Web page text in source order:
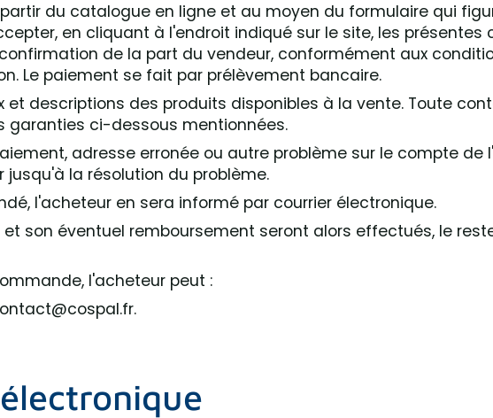
du catalogue en ligne et au moyen du formulaire qui
en cliquant à l'endroit indiqué sur le site, les présentes
de la part du vendeur, conformément aux
Le paiement se fait par prélèvement bancaire.
descriptions des produits disponibles à la vente. Toute
garanties ci-dessous mentionnées.
adresse erronée ou autre problème sur le compte de
la résolution du problème.
l'acheteur en sera informé par courrier électronique.
son éventuel remboursement seront alors effectués, le
l'acheteur peut :